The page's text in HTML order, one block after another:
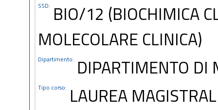
SSD: BIO/12 (BIOCHIMICA
MOLECOLARE CLINICA)
Dipartimento: DIPARTIMENTO DI
Tipo corso: LAUREA